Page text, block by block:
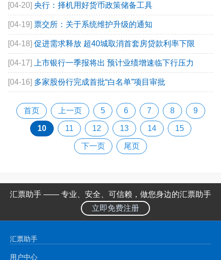
[04-20] 央行：择机用好货币政策储备工具
[04-19] 票交所：关于系统维护升级的通知
[04-18] 促进需求释放 超40城取消首套房贷款利率下限
[04-17] 上市银行一季报将出 预计业绩增速临下行压力
[04-16] 多家股份行完成首批“白名单”项目审批
首页 上一页 5 6 7 8 9
10 11 12 13 14 15
下一页 尾页
汇票助手 —— 专业、安全、可信赖，做您身边的汇票助手
立即免费注册
汇票助手
用户中心